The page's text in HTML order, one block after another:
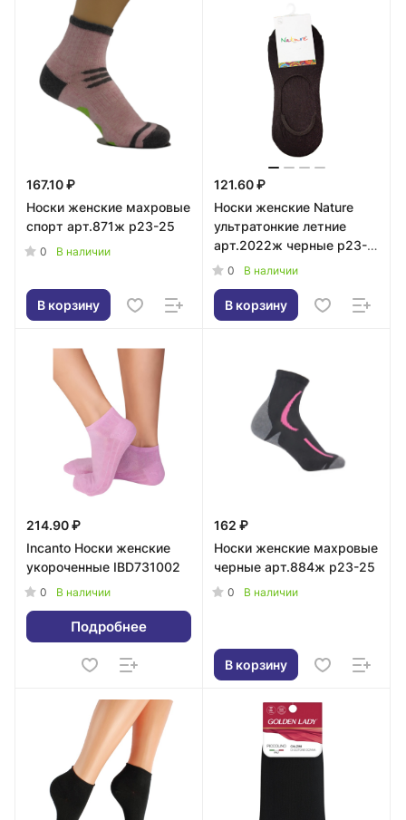
167.10 ₽
Носки женские махровые
спорт арт.871ж р23-25
0 В наличии
В корзину
121.60 ₽
Носки женские Nature
ультратонкие летние
арт.2022ж черные р23-
250 В наличии
В корзину
214.90 ₽
Incanto Носки женские
укороченные IBD731002
0 В наличии
Подробнее
162 ₽
Носки женские махровые
черные арт.884ж р23-25
0 В наличии
В корзину